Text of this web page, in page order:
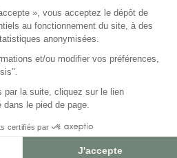
DES DONNÉES
BLOG